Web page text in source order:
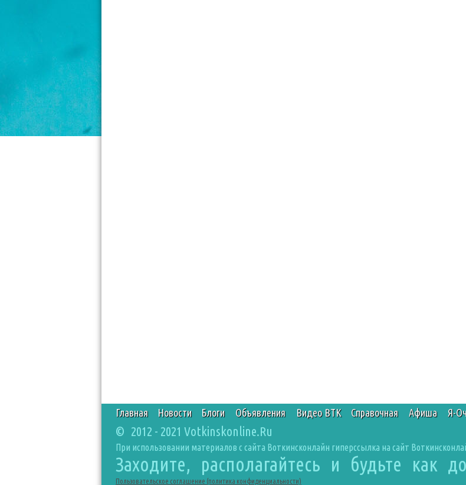
Главная Новости Блоги Объявления Видео ВТК Справочная Афиша Я-
© 2012 - 2021 Votkinskonline.Ru
При использовании материалов с сайта Воткинсконлайн гиперссылка на сайт
Заходите, располагайтесь и будьте как
Пользовательское соглашение (политика конфиденциальности)